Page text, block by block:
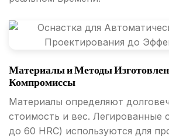
Материалы и Методы
Компромиссы
Материалы определяют
стоимость и вес.
до 60 HRC) используются для